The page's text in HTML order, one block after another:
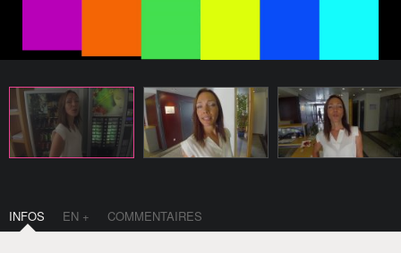
INFOS EN + COMMENTAIRES